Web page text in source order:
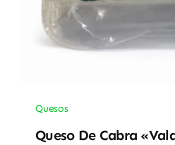
Quesos
Queso De Cabra